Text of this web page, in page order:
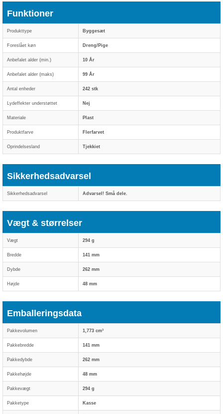
Funktioner
Produkttype Byggesæt
Foreslået køn Dreng/Pige
Anbefalet alder (min.) 10 År
Anbefalet alder (maks) 99 År
Antal enheder 242 stk
Lydeffekter understøttet Nej
Materiale Plast
Produktfarve Flerfarvet
Oprindelsesland Tjekkiet
Sikkerhedsadvarsel
Sikkerhedsadvarsel Advarsel! Små dele.
Vægt & størrelser
Vægt 294 g
Bredde 141 mm
Dybde 262 mm
Højde 48 mm
Emballeringsdata
Pakkevolumen 1,773 cm³
Pakkebredde 141 mm
Pakkedybde 262 mm
Pakkehøjde 48 mm
Pakkevægt 294 g
Pakketype Kasse